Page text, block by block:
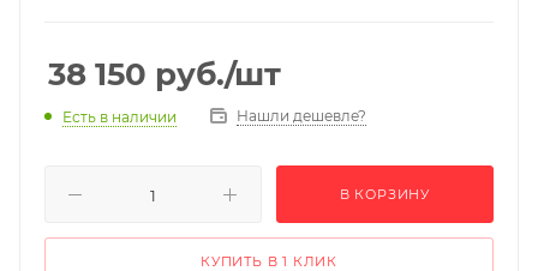
38 150 руб./шт
Есть в наличии Нашли дешевле?
В КОРЗИНУ
КУПИТЬ В 1 КЛИК